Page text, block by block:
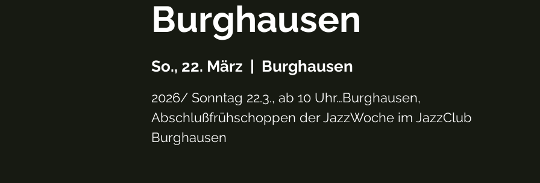
Burghausen
So., 22. März Burghausen
2026/ Sonntag 22.3., ab 10 Uhr…Burghausen,
Abschlußfrühschoppen der JazzWoche im JazzClub
Burghausen